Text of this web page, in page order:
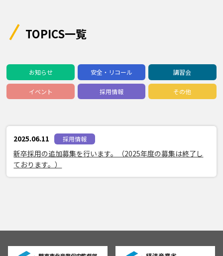
TOPICS一覧
お知らせ 安全・リコール 講習会
イベント 採用情報 その他
2025.06.11 採用情報
新卒採用の追加募集を行います。（2025年度の募集は終了し
ております。）